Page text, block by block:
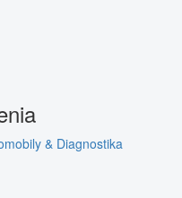
& Diagnostika